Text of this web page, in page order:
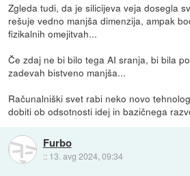
Zgleda tudi, da je silicijeva veja dosegla
rešuje vedno manjša dimenzija, ampak
fizikalnih omejitvah...
Če zdaj ne bi bilo tega AI sranja, bi bila
zadevah bistveno manjša...
Računalniški svet rabi neko novo
dobiti ob odsotnosti idej in bazičnega
Furbo
:: 13. avg 2024, 09:34